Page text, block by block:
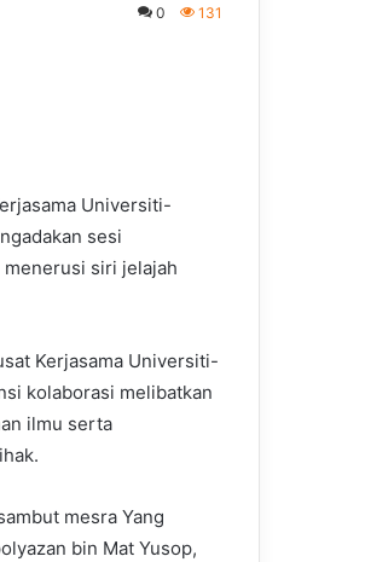
0 131
Universiti-
sesi
siri jelajah
Kerjasama Universiti-
kolaborasi melibatkan
ilmu serta
mesra Yang
bin Mat Yusop,